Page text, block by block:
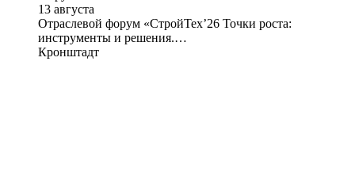
13 августа
Отраслевой форум «СтройТех’26 Точки роста:
инструменты и решения.…
Кронштадт